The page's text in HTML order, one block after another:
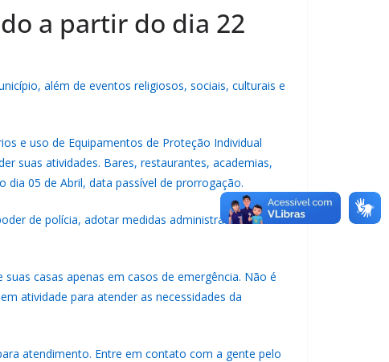
a partir do dia 22
além de eventos religiosos, sociais, culturais e
e uso de Equipamentos de Proteção Individual
suas atividades. Bares, restaurantes, academias,
05 de Abril, data passível de prorrogação.
de polícia, adotar medidas administrativas e
casas apenas em casos de emergência. Não é
atividade para atender as necessidades da
atendimento. Entre em contato com a gente pelo